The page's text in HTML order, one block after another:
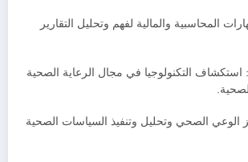
المحاسبية والمالية لفهم وتحليل التقارير
: استكشاف التكنولوجيا في مجال الرعاية الصحية
الوعي الصحي وتحليل وتنفيذ السياسات الصحية